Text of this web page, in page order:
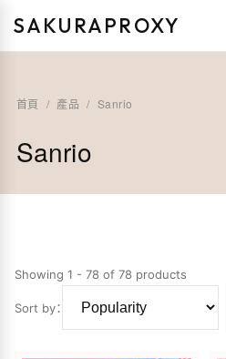
SAKURAPROXY
首頁 / 產品 / Sanrio
Sanrio
Showing 1 - 78 of 78 products
Sort by：